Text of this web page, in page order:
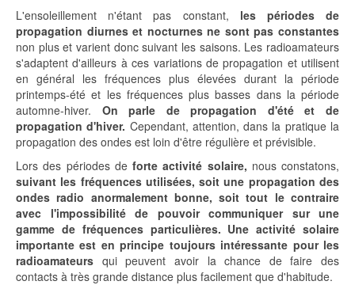
L'ensoleillement n'étant pas constant, les périodes de
propagation diurnes et nocturnes ne sont pas constantes
non plus et varient donc suivant les saisons. Les radioamateurs
s'adaptent d'ailleurs à ces variations de propagation et utilisent
en général les fréquences plus élevées durant la période
printemps-été et les fréquences plus basses dans la période
automne-hiver. On parle de propagation d'été et de
propagation d'hiver. Cependant, attention, dans la pratique la
propagation des ondes est loin d'être régulière et prévisible.
Lors des périodes de forte activité solaire, nous constatons,
suivant les fréquences utilisées, soit une propagation des
ondes radio anormalement bonne, soit tout le contraire
avec l'impossibilité de pouvoir communiquer sur une
gamme de fréquences particulières. Une activité solaire
importante est en principe toujours intéressante pour les
radioamateurs qui peuvent avoir la chance de faire des
contacts à très grande distance plus facilement que d'habitude.